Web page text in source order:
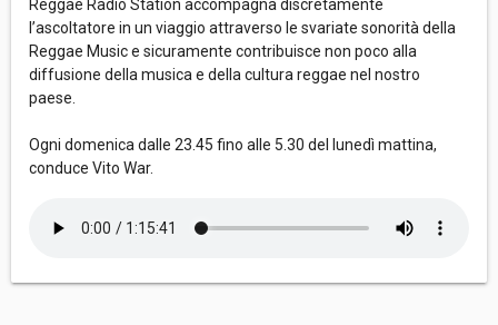
Reggae Radio Station accompagna discretamente
l’ascoltatore in un viaggio attraverso le svariate sonorità della
Reggae Music e sicuramente contribuisce non poco alla
diffusione della musica e della cultura reggae nel nostro
paese.
Ogni domenica dalle 23.45 fino alle 5.30 del lunedì mattina,
conduce Vito War.